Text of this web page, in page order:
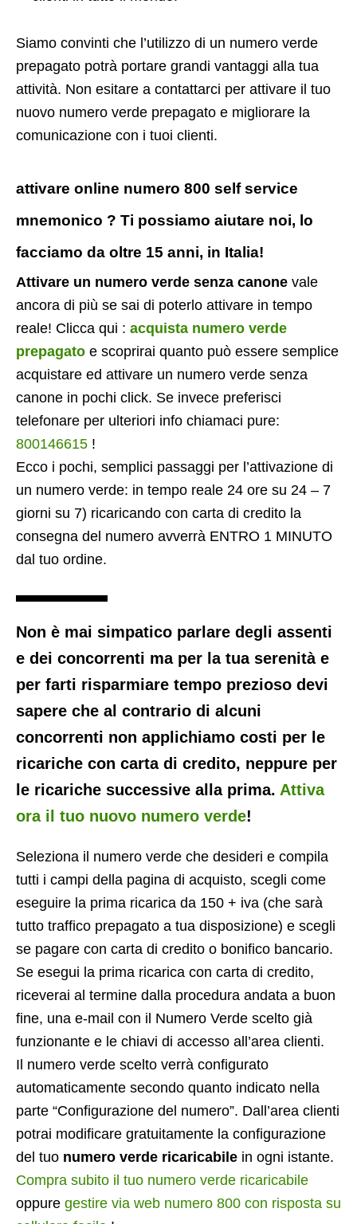
Siamo convinti che l’utilizzo di un numero verde
prepagato potrà portare grandi vantaggi alla tua
attività. Non esitare a contattarci per attivare il tuo
nuovo numero verde prepagato e migliorare la
comunicazione con i tuoi clienti.
attivare online numero 800 self service
mnemonico ? Ti possiamo aiutare noi, lo
facciamo da oltre 15 anni, in Italia!
Attivare un numero verde senza canone vale
ancora di più se sai di poterlo attivare in tempo
reale! Clicca qui : acquista numero verde
prepagato e scoprirai quanto può essere semplice
acquistare ed attivare un numero verde senza
canone in pochi click. Se invece preferisci
telefonare per ulteriori info chiamaci pure:
800146615 !
Ecco i pochi, semplici passaggi per l’attivazione di
un numero verde: in tempo reale 24 ore su 24 – 7
giorni su 7) ricaricando con carta di credito la
consegna del numero avverrà ENTRO 1 MINUTO
dal tuo ordine.
Non è mai simpatico parlare degli assenti
e dei concorrenti ma per la tua serenità e
per farti risparmiare tempo prezioso devi
sapere che al contrario di alcuni
concorrenti non applichiamo costi per le
ricariche con carta di credito, neppure per
le ricariche successive alla prima. Attiva
ora il tuo nuovo numero verde!
Seleziona il numero verde che desideri e compila
tutti i campi della pagina di acquisto, scegli come
eseguire la prima ricarica da 150 + iva (che sarà
tutto traffico prepagato a tua disposizione) e scegli
se pagare con carta di credito o bonifico bancario.
Se esegui la prima ricarica con carta di credito,
riceverai al termine dalla procedura andata a buon
fine, una e-mail con il Numero Verde scelto già
funzionante e le chiavi di accesso all’area clienti.
Il numero verde scelto verrà configurato
automaticamente secondo quanto indicato nella
parte “Configurazione del numero”. Dall’area clienti
potrai modificare gratuitamente la configurazione
del tuo numero verde ricaricabile in ogni istante.
Compra subito il tuo numero verde ricaricabile
oppure gestire via web numero 800 con risposta su